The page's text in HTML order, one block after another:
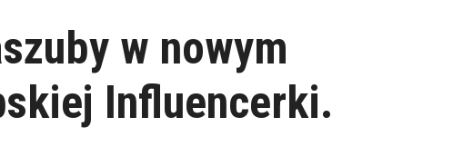
w nowym
Influencerki.